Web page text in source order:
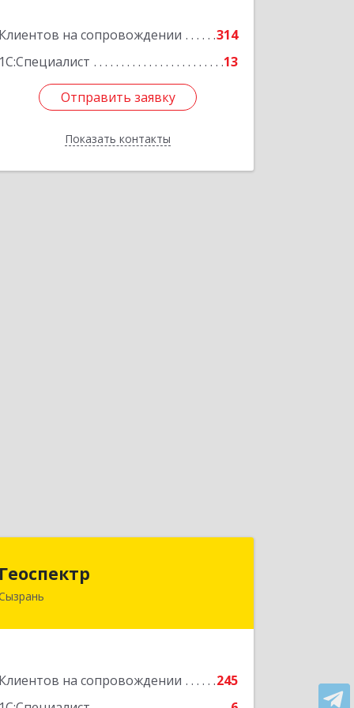
Клиентов на сопровождении
314
1С:Специалист
13
Отправить заявку
Показать контакты
Подробнее
Отправить заявку
Назад
Геоспектр
Клиентов на сопровождении
245
446001, Самарская обл, Сызрань г,